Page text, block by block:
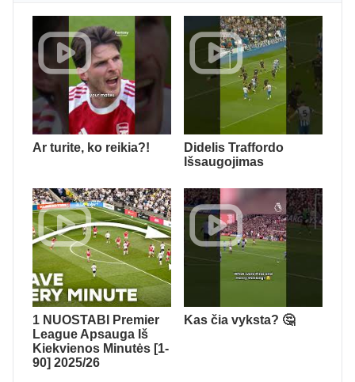
Ar turite, ko reikia?!
Didelis Traffordo
Išsaugojimas
1 NUOSTABI Premier
League Apsauga Iš
Kiekvienos Minutės [1-
90] 2025/26
Kas čia vyksta? 🤔